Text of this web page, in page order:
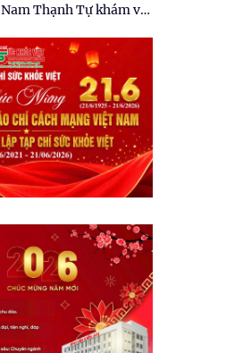
Nam Thạnh Tự khám và
nhân dân